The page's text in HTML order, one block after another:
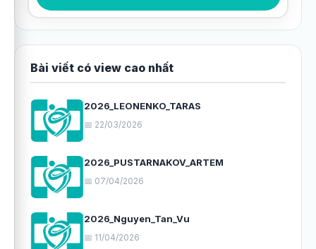
Bài viết có view cao nhất
2026_LEONENKO_TARAS
📅 22/03/2026
2026_PUSTARNAKOV_ARTEM
📅 07/04/2026
2026_Nguyen_Tan_Vu
📅 11/04/2026